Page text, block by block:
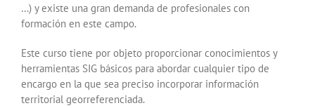
…) y existe una gran demanda de profesionales con
formación en este campo.
Este curso tiene por objeto proporcionar conocimientos y
herramientas SIG básicos para abordar cualquier tipo de
encargo en la que sea preciso incorporar información
territorial georreferenciada.